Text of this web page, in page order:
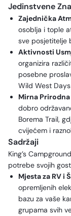
Jedinstvene
Zajednička
osoblja i tople
sve posjetitelje
Aktivnosti
organizira
posebne
Wild West
Mirna
dobro
Borema Trail,
cvijećem i
Sadržaji
King’s
potrebe svojih
Mjesta za RV i
opremljenih
bazu za vaše
grupama svih